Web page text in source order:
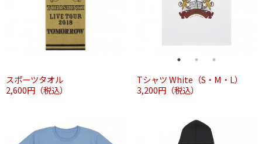
スポーツタオル
2,600円（税込）
Tシャツ White（S・M・L）
3,200円（税込）